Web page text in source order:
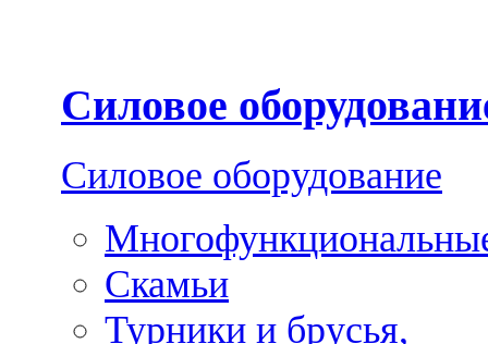
Силовое
Силовое оборудование
Скамьи
Турники и брусья,